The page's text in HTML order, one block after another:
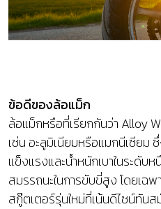
ข้อดีของล้อแม็ก
ล้อแม็กหรือที่เรียกกันว่า Alloy
เช่น อะลูมิเนียมหรือแมกนีเซีย
แข็งแรงและน้ำหนักเบาในระดับ
สมรรถนะในการขับขี่สูง โดยเฉ
สกู๊ตเตอร์รุ่นใหม่ที่เน้นดีไซน์ทันส